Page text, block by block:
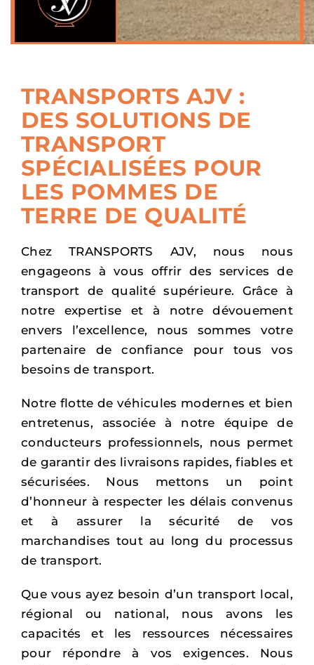
TRANSPORTS AJV :
DES SOLUTIONS DE
TRANSPORT
SPÉCIALISÉES POUR
LES POMMES DE
TERRE DE QUALITÉ
Chez TRANSPORTS AJV, nous nous
engageons à vous offrir des services de
transport de qualité supérieure. Grâce à
notre expertise et à notre dévouement
envers l’excellence, nous sommes votre
partenaire de confiance pour tous vos
besoins de transport.
Notre flotte de véhicules modernes et bien
entretenus, associée à notre équipe de
conducteurs professionnels, nous permet
de garantir des livraisons rapides, fiables et
sécurisées. Nous mettons un point
d’honneur à respecter les délais convenus
et à assurer la sécurité de vos
marchandises tout au long du processus
de transport.
Que vous ayez besoin d’un transport local,
régional ou national, nous avons les
capacités et les ressources nécessaires
pour répondre à vos exigences. Nous